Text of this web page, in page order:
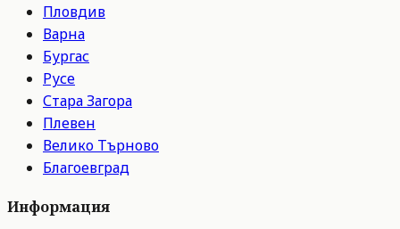
Пловдив
Варна
Бургас
Русе
Стара Загора
Плевен
Велико Търново
Благоевград
Информация